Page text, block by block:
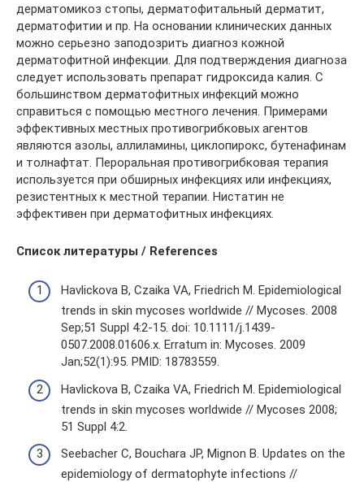
дерматомикоз стопы, дерматофитальный дерматит,
дерматофитии и пр. На основании клинических данных
можно серьезно заподозрить диагноз кожной
дерматофитной инфекции. Для подтверждения диагноза
следует использовать препарат гидроксида калия. С
большинством дерматофитных инфекций можно
справиться с помощью местного лечения. Примерами
эффективных местных противогрибковых агентов
являются азолы, аллиламины, циклопирокс, бутенафинам
и толнафтат. Пероральная противогрибковая терапия
используется при обширных инфекциях или инфекциях,
резистентных к местной терапии. Нистатин не
эффективен при дерматофитных инфекциях.
Список литературы / References
Havlickova B, Czaika VA, Friedrich M. Epidemiological
trends in skin mycoses worldwide // Mycoses. 2008
Sep;51 Suppl 4:2-15. doi: 10.1111/j.1439-
0507.2008.01606.x. Erratum in: Mycoses. 2009
Jan;52(1):95. PMID: 18783559.
Havlickova B, Czaika VA, Friedrich M. Epidemiological
trends in skin mycoses worldwide // Mycoses 2008;
51 Suppl 4:2.
Seebacher C, Bouchara JP, Mignon B. Updates on the
epidemiology of dermatophyte infections //